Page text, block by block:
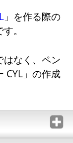
」を作る際の
。
はなく、ペン
CYL」の作成